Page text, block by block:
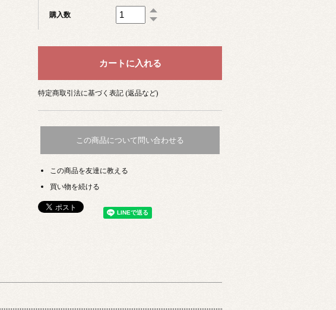
購入数
特定商取引法に基づく表記 (返品など)
この商品について問い合わせる
この商品を友達に教える
買い物を続ける